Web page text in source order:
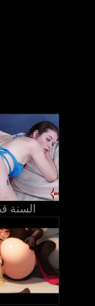
18، السنة